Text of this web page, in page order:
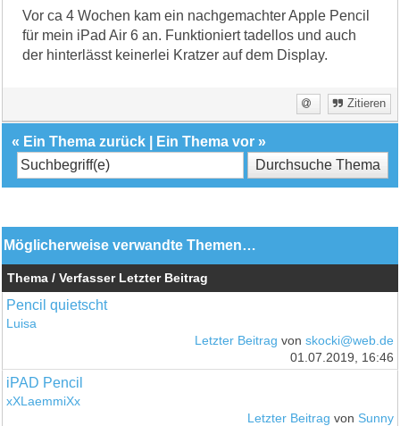
Vor ca 4 Wochen kam ein nachgemachter Apple Pencil
für mein iPad Air 6 an. Funktioniert tadellos und auch
der hinterlässt keinerlei Kratzer auf dem Display.
Zitieren
« Ein Thema zurück Ein Thema vor »
Möglicherweise verwandte Themen…
Thema / Verfasser Letzter Beitrag
Pencil quietscht
Luisa
Letzter Beitrag von skocki@web.de
01.07.2019, 16:46
iPAD Pencil
xXLaemmiXx
Letzter Beitrag von Sunny